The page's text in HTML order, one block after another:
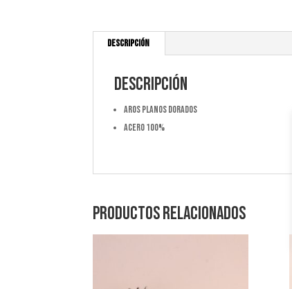
Descripción
Descripción
aros planos dorados
acero 100%
Productos relacionados